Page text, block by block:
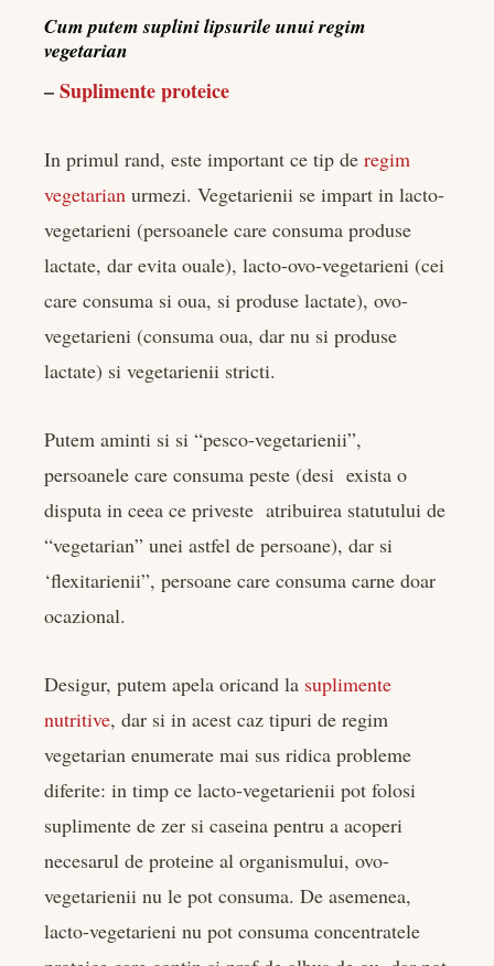
Cum putem suplini lipsurile unui regim
vegetarian
–Suplimente proteice
In primul rand, este important ce tip de regim
vegetarian urmezi. Vegetarienii se impart in lacto-
vegetarieni (persoanele care consuma produse
lactate, dar evita ouale), lacto-ovo-vegetarieni (cei
care consuma si oua, si produse lactate), ovo-
vegetarieni (consuma oua, dar nu si produse
lactate) si vegetarienii stricti.
Putem aminti si si “pesco-vegetarienii”,
persoanele care consuma peste (desi exista o
disputa in ceea ce priveste atribuirea statutului de
“vegetarian” unei astfel de persoane), dar si
‘flexitarienii”, persoane care consuma carne doar
ocazional.
Desigur, putem apela oricand la suplimente
nutritive, dar si in acest caz tipuri de regim
vegetarian enumerate mai sus ridica probleme
diferite: in timp ce lacto-vegetarienii pot folosi
suplimente de zer si caseina pentru a acoperi
necesarul de proteine al organismului, ovo-
vegetarienii nu le pot consuma. De asemenea,
lacto-vegetarieni nu pot consuma concentratele